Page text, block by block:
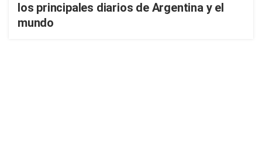
los principales diarios de Argentina y el
mundo